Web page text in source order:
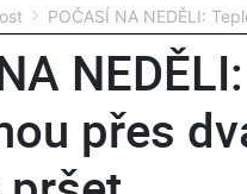
POČASÍ NA NEDĚLI:
přes